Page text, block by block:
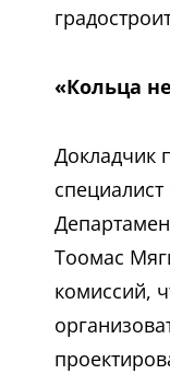
«Кольца
Докладчик
Тоомас
комиссий,